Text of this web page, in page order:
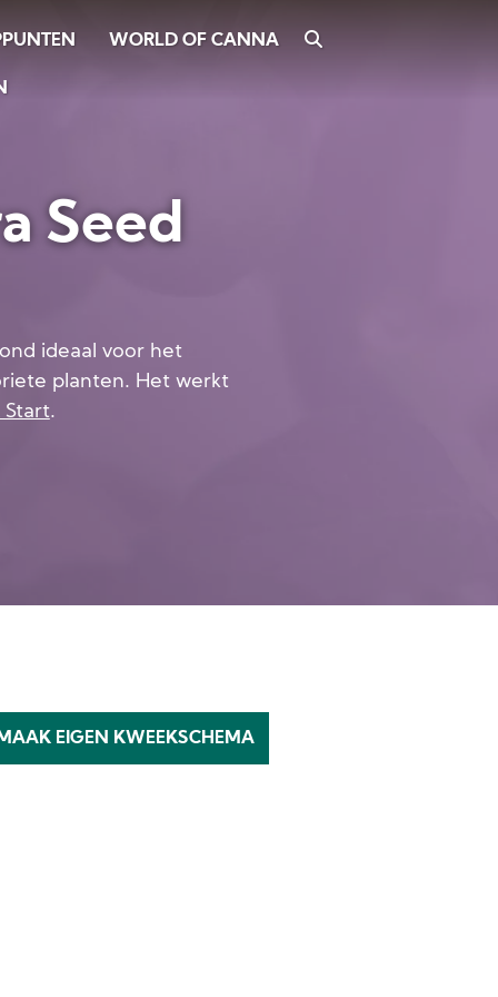
WORLD OF CANNA
Seed
ideaal voor het
planten. Het werkt
Start.
EIGEN KWEEKSCHEMA